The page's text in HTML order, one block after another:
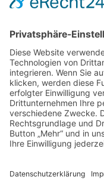
Stones Day
Unerhört
The Lost 80s
Über uns
Kontakt
Neueste Beiträge
Bewerbt euch für
Act des Monats:
Münchner Open
Kulturfestival